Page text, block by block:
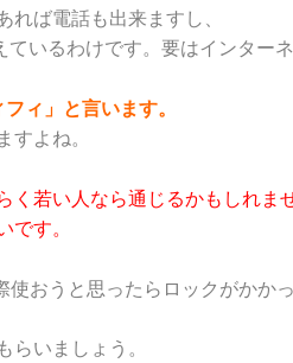
ば電話も出来ますし、
いるわけです。要はインター
ィ」と言います。
すよね。
く若い人なら通じるかもしれま
です。
おうと思ったらロックがかか
らいましょう。